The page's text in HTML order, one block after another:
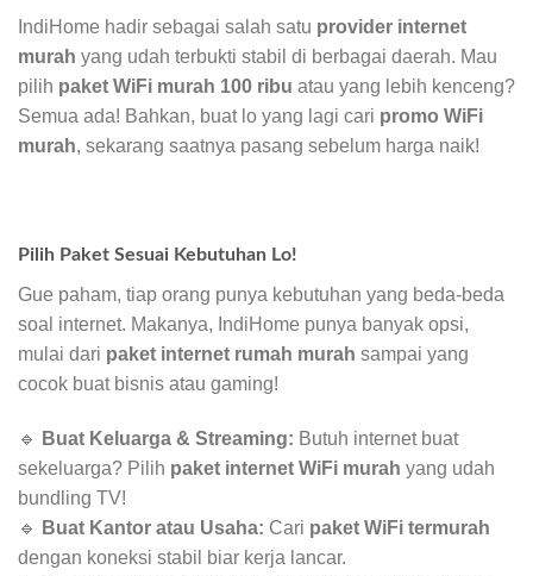
IndiHome hadir sebagai salah satu provider internet
murah yang udah terbukti stabil di berbagai daerah. Mau
pilih paket WiFi murah 100 ribu atau yang lebih kenceng?
Semua ada! Bahkan, buat lo yang lagi cari promo WiFi
murah, sekarang saatnya pasang sebelum harga naik!
Pilih Paket Sesuai Kebutuhan Lo!
Gue paham, tiap orang punya kebutuhan yang beda-beda
soal internet. Makanya, IndiHome punya banyak opsi,
mulai dari paket internet rumah murah sampai yang
cocok buat bisnis atau gaming!
🔹 Buat Keluarga & Streaming: Butuh internet buat
sekeluarga? Pilih paket internet WiFi murah yang udah
bundling TV!
🔹
Buat Kantor atau Usaha: Cari paket WiFi termurah
dengan koneksi stabil biar kerja lancar.